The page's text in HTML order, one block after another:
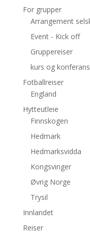
For grupper
Arrangement
Event - Kick off
Gruppereiser
kurs og
Fotballreiser
England
Hytteutleie
Finnskogen
Hedmark
Hedmarksvidda
Kongsvinger
Øvrig Norge
Trysil
Innlandet
Reiser